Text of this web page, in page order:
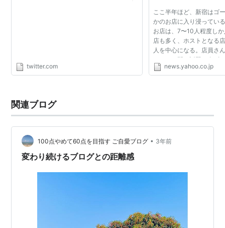
twitter.com
ここ半年ほど、新宿はゴ
かのお店に入り浸ってい
お店は、7〜10人程度し
店も多く、ホストとなる
人を中心になる。店員さ
さんとの間で話題も自ず
い人とのコミュニケーシ
news.yahoo.co.jp
関連ブログ
100点やめて60点を目指す ご自愛ブログ • 3年前
変わり続けるブログとの距離感